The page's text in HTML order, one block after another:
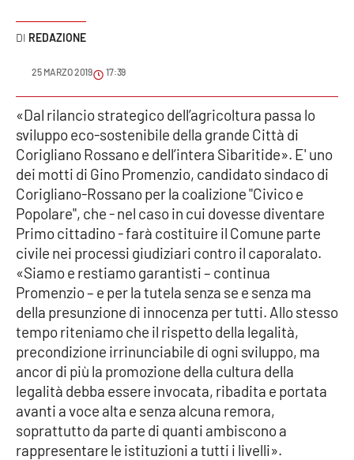
Meteo
Editoriali
VIDEO
Ambiente
Cronaca
Cultura
Economia e Lavoro
Politica
Sanità
REDAZIONE
25 MARZO 2019 17:39
«Dal rilancio strategico dell’agricoltura passa lo
sviluppo eco-sostenibile della grande Città di
Corigliano Rossano e dell’intera Sibaritide». E' uno
dei motti di Gino Promenzio, candidato sindaco di
Corigliano-Rossano per la coalizione "Civico e
Popolare", che - nel caso in cui dovesse diventare
Primo cittadino - farà costituire il Comune parte
civile nei processi giudiziari contro il caporalato.
«Siamo e restiamo garantisti – continua
Promenzio – e per la tutela senza se e senza ma
della presunzione di innocenza per tutti. Allo stesso
tempo riteniamo che il rispetto della legalità,
precondizione irrinunciabile di ogni sviluppo, ma
ancor di più la promozione della cultura della
legalità debba essere invocata, ribadita e portata
avanti a voce alta e senza alcuna remora,
soprattutto da parte di quanti ambiscono a
rappresentare le istituzioni a tutti i livelli».